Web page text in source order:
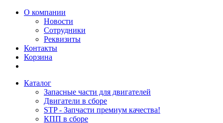
О компании
Новости
Сотрудники
Реквизиты
Контакты
Корзина
Каталог
Запасные части для двигателей
Двигатели в сборе
STP - Запчасти премиум качества!
КПП в сборе